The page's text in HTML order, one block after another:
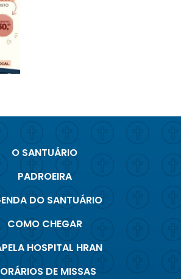
O SANTUÁRIO
PADROEIRA
DO SANTUÁRIO
COMO CHEGAR
HOSPITAL HRAN
DE MISSAS